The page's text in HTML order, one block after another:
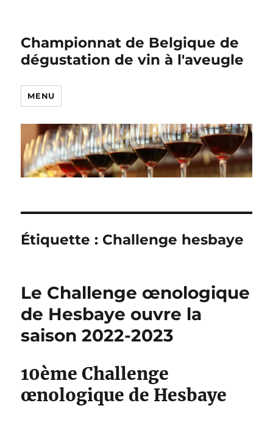
Championnat de Belgique de
dégustation de vin à l'aveugle
MENU
Étiquette : Challenge hesbaye
Le Challenge œnologique
de Hesbaye ouvre la
saison 2022-2023
10ème Challenge
œnologique de Hesbaye